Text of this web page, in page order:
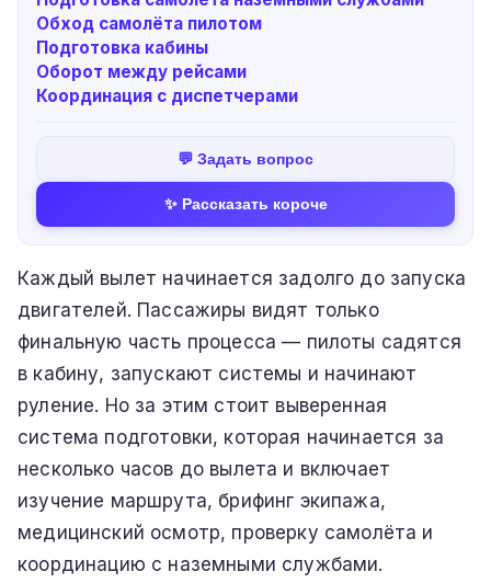
Обход самолёта пилотом
Подготовка кабины
Оборот между рейсами
Координация с диспетчерами
💬 Задать вопрос
✨ Рассказать короче
Каждый вылет начинается задолго до запуска
двигателей. Пассажиры видят только
финальную часть процесса — пилоты садятся
в кабину, запускают системы и начинают
руление. Но за этим стоит выверенная
система подготовки, которая начинается за
несколько часов до вылета и включает
изучение маршрута, брифинг экипажа,
медицинский осмотр, проверку самолёта и
координацию с наземными службами.